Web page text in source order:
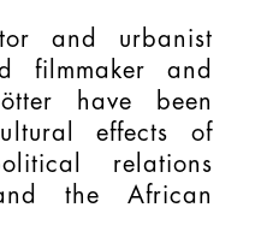
and urbanist
filmmaker and
have been
effects of
relations
the African